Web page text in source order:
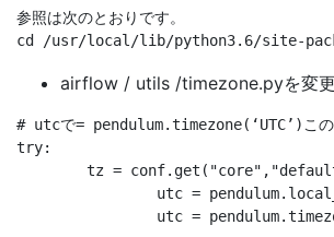
参照は次のとおりです。
airflow / utils /timezone.pyを変
# utcで= pendulum.timezone(‘UTC’)こ
try: